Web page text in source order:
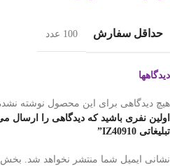
حداقل سفارش 100 عدد
دیدگاهها
هیچ دیدگاهی برای این محصول نوشته
تبلیغاتی IZ40910”
نشانی ایمیل شما منتشر نخواهد شد.